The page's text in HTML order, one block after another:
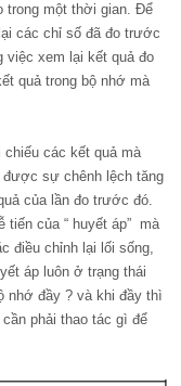
trong một thời gian. Để
các chỉ số đã đo trước
việc xem lại kết quả đo
quả trong bộ nhớ mà
chiếu các kết quả mà
sự chênh lệch tăng
của lần đo trước đó.
của “ huyết áp” mà
điều chỉnh lại lối sống,
áp luôn ở trạng thái
nhớ đầy ? và khi đầy thì
phải thao tác gì để